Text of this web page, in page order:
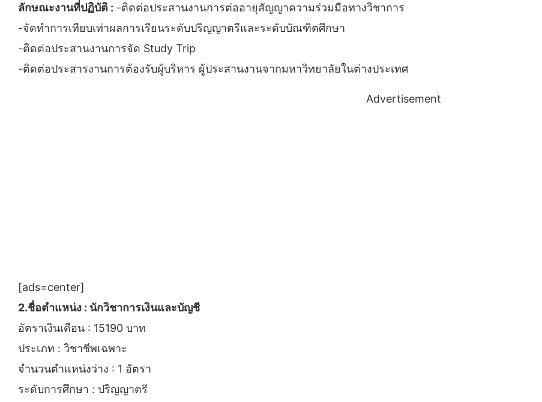
ลักษณะงานที่ปฏิบัติ : -ติดต่อประสานงานการต่ออายุสัญญาความร่วมมือทางวิชาการ
-จัดทำการเทียบเท่าผลการเรียนระดับปริญญาตรีและระดับบัณฑิตศึกษา
-ติดต่อประสานงานการจัด Study Trip
-ติดต่อประสารงานการต้องรับผู้บริหาร ผู้ประสานงานจากมหาวิทยาลัยในต่างประเทศ
Advertisement
[ads=center]
2.ชื่อตำแหน่ง : นักวิชาการเงินและบัญชี
อัตราเงินเดือน : 15190 บาท
ประเภท : วิชาชีพเฉพาะ
จำนวนตำแหน่งว่าง : 1 อัตรา
ระดับการศึกษา : ปริญญาตรี